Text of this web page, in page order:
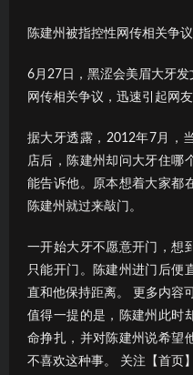
陈建州被指控性网传相关争议
6月27日，黑涩会美眉大牙发
网传相关争议，迅速引起网友
据大牙透露，2012年7月，
店后，陈建州却问大牙住哪
能告诉他。原本想着大家都
陈建州就过来敲门。
一开始大牙不愿意开门，想
只能开门。陈建州进门后便
直和他保持距离。 更多内容
值得一提的是，陈建州此时
命挣扎，并对陈建州说希望
不喜欢这种事。 关注【首页